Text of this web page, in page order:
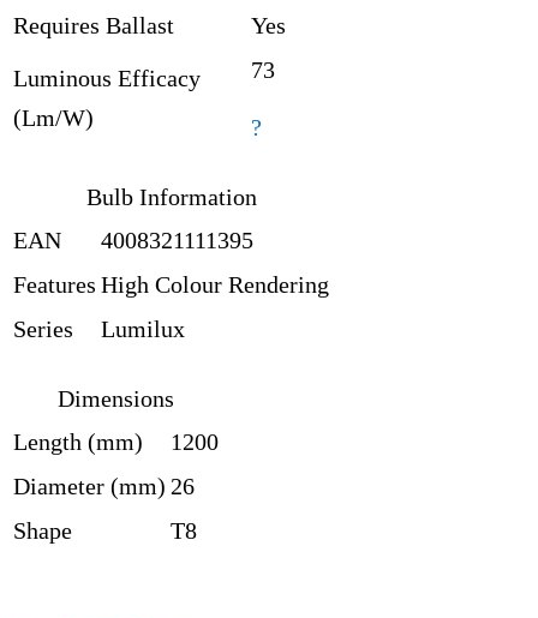
Requires Ballast
Yes
Luminous Efficacy
(Lm/W)
73
?
Bulb Information
EAN
4008321111395
Features High Colour Rendering
Series
Lumilux
Dimensions
Length (mm)
1200
Diameter (mm) 26
Shape
T8